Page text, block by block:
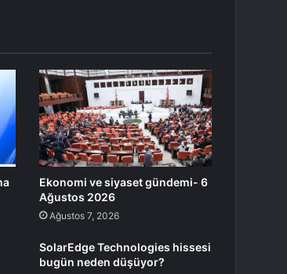
Ekonomi ve siyaset gündemi- 6
Ağustos 2026
Ağustos 7, 2026
SolarEdge Technologies hissesi
bugün neden düşüyor?